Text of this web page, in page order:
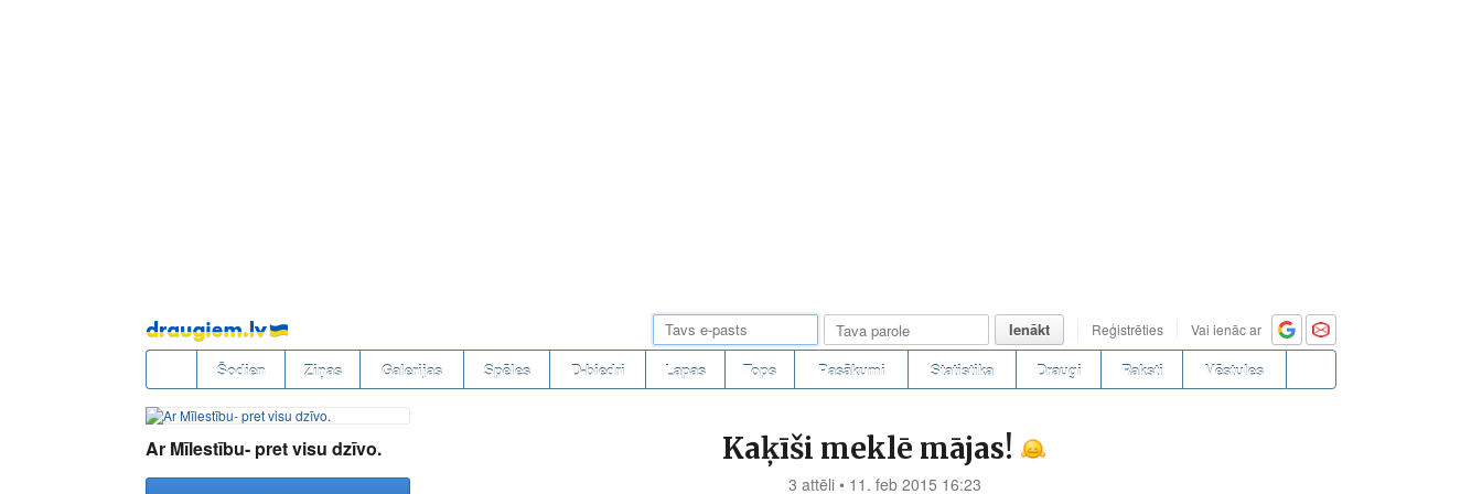
Pāriet
uz
saturu
Ienākt Reģistrēties Vai ienāc ar
Šodien Ziņas Galerijas Spēles D-biedri Lapas Tops Pasākumi Statistika Draugi Raksti Vēstules
Ar Mīlestību- pret visu dzīvo. Kaķīši meklē mājas!
3 attēli • 11. feb 2015 16:23